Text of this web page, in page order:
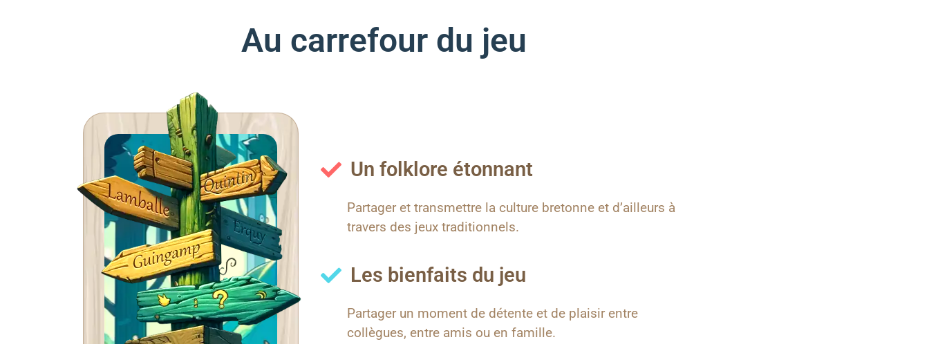
Au carrefour du jeu
Un folklore étonnant
Partager et transmettre la culture bretonne et d’ailleurs à
travers des jeux traditionnels.
Les bienfaits du jeu
Partager un moment de détente et de plaisir entre
collègues, entre amis ou en famille.